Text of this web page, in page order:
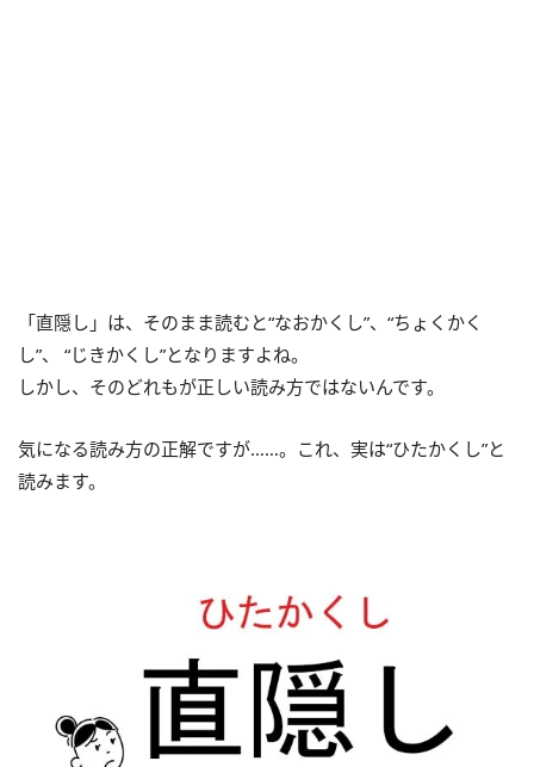
「直隠し」は、そのまま読むと“なおかくし”、“ちょくかく
し”、 “じきかくし”となりますよね。
しかし、そのどれもが正しい読み方ではないんです。
気になる読み方の正解ですが……。これ、実は“ひたかくし”と
読みます。